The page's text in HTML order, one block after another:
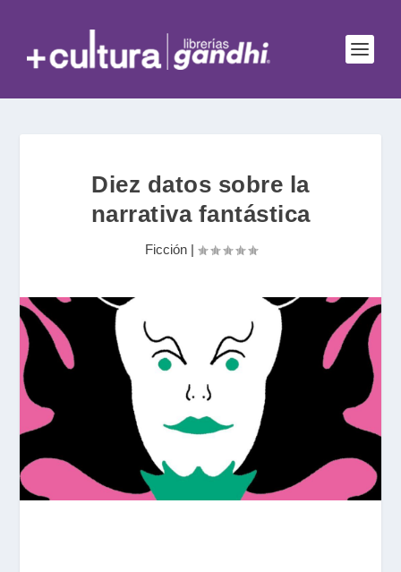
Diez datos sobre la
narrativa fantástica
Ficción|